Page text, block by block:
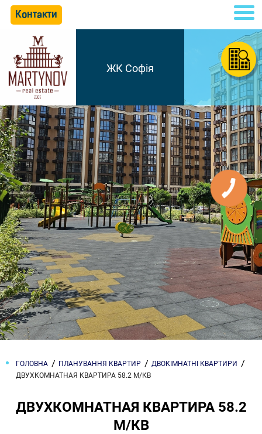
Контакти
ЖК Софія
ГОЛОВНА ПЛАНУВАННЯ КВАРТИР
ДВОКІМНАТНІ КВАРТИРИ
ДВУХКОМНАТНАЯ КВАРТИРА 58.2 М/КВ
ДВУХКОМНАТНАЯ КВАРТИРА 58.2
М/КВ